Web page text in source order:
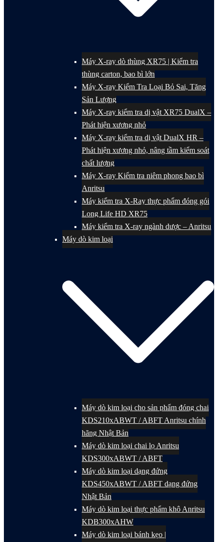
Máy X-ray dò thùng XR75 | Kiểm tra
thùng carton, bao bì lớn
Máy X-ray Kiểm Tra Loại Bỏ Sai, Tăng
Sản Lượng
Máy X-ray kiểm tra dị vật XR75 DualX –
Phát hiện xương nhỏ
Máy X-ray kiểm tra dị vật DualX HR –
Phát hiện xương nhỏ, nâng tầm kiểm soát
chất lượng
Máy X-ray Kiểm tra niêm phong bao bì
Anritsu
Máy kiểm tra X-Ray thực phẩm đóng gói
Long Life HD XR75
Máy kiểm tra X-ray ngành dược – Anritsu
Máy dò kim loại
Máy dò kim loại cho sản phẩm đóng chai
KDS210xABWT / ABFT Anritsu chính
hãng Nhật Bản
Máy dò kim loại chai lọ Anritsu
KDS300xABWT / ABFT
Máy dò kim loại dạng đứng
KDS450xABWT / ABFT dạng đứng
Nhật Bản
Máy dò kim loại thực phẩm khô Anritsu
KDB300xAHW
Máy dò kim loại bánh kẹo |